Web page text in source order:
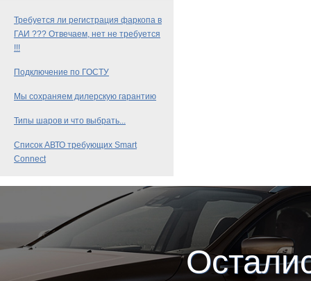
Требуется ли регистрация фаркопа в
ГАИ ??? Отвечаем, нет не требуется
!!!
Подключение по ГОСТУ
Мы сохраняем дилерскую гарантию
Типы шаров и что выбрать...
Список АВТО требующих Smart
Connect